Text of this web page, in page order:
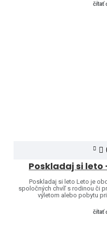
čítať
Poskladaj si
Poskladaj si leto Leto je
spoločných chvíľ s rodinou či
výletom alebo pobytu
čítať